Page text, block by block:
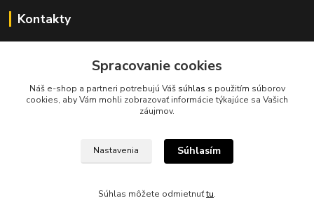
Kontakty
045/671 63 50
axuspneu@gmail.com
Spracovanie cookies
Náš e-shop a partneri potrebujú Váš súhlas s použitím súborov
cookies, aby Vám mohli zobrazovať informácie týkajúce sa Vašich
záujmov.
Nastavenia Súhlasím
Súhlas môžete odmietnuťtu.